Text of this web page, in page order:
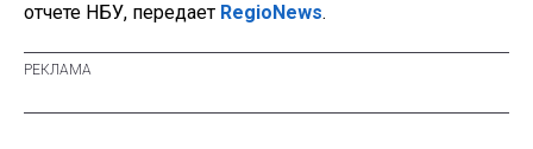
отчете НБУ, передает RegioNews.